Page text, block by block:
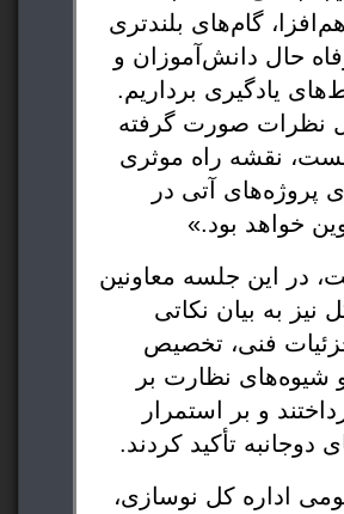
گام‌های بلندتری
حال دانش‌آموزان و
یادگیری برداریم.
نظرات صورت گرفته
نقشه راه موثری
پروژه‌های آتی در
خواهد بود.»
در این جلسه معاونین
نیز به بیان نکاتی
فنی، تخصیص
و شیوه‌های نظارت بر
و بر استمرار
دوجانبه تأکید کردند.
اداره کل نوسازی،